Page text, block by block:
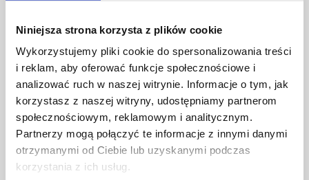
Niniejsza strona korzysta z plików cookie
Wykorzystujemy pliki cookie do spersonalizowania treści
i reklam, aby oferować funkcje społecznościowe i
analizować ruch w naszej witrynie. Informacje o tym, jak
korzystasz z naszej witryny, udostępniamy partnerom
społecznościowym, reklamowym i analitycznym.
Partnerzy mogą połączyć te informacje z innymi danymi
otrzymanymi od Ciebie lub uzyskanymi podczas
korzystania z ich usług.
nawigację
przejdź
do
treści
Mapa serwisu
Biblioteka
Wydawnictwo
Covid info
Studia podyplomowe
Praca na UR
Zamówienia publiczne
Fundusze strukturalne
Projekty współfinansowane przez UE
Projekty realizowane z KPO